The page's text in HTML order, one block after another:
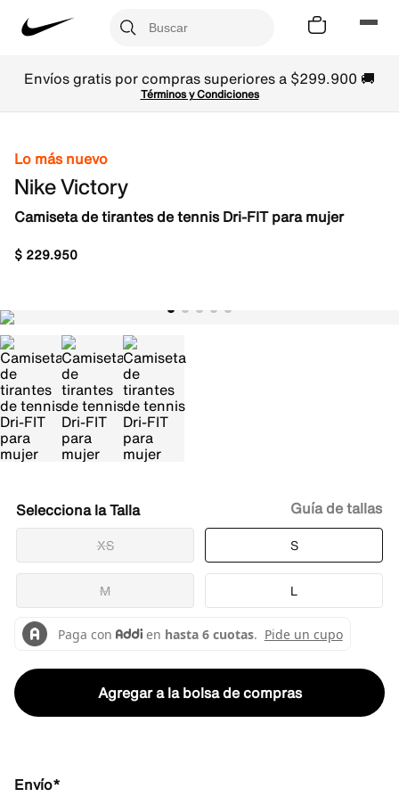
Envíos gratis por compras superiores a $299.900 🚚
Términos y Condiciones
Lo más nuevo
Nike Victory
Camiseta de tirantes de tennis Dri-FIT para mujer
$ 229.950
Talla
XS S
M L
Guía de tallas
Agregar a la bolsa de compras
Envío*